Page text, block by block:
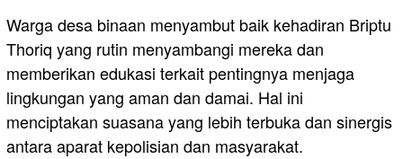
Warga desa binaan menyambut baik kehadiran Briptu
Thoriq yang rutin menyambangi mereka dan
memberikan edukasi terkait pentingnya menjaga
lingkungan yang aman dan damai. Hal ini
menciptakan suasana yang lebih terbuka dan sinergis
antara aparat kepolisian dan masyarakat.